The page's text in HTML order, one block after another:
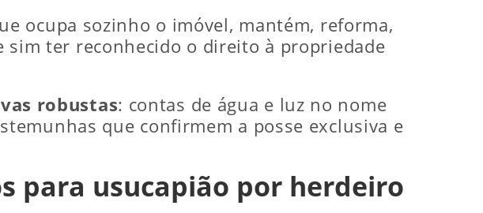
ocupa sozinho o imóvel, mantém, reforma,
sim ter reconhecido o direito à propriedade
robustas: contas de água e luz no nome
que confirmem a posse exclusiva e
para usucapião por herdeiro